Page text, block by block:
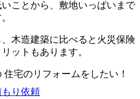
ことから、敷地いっぱいまで
木造建築に比べると火災保険
ットもあります。
宅のリフォームをしたい！
り依頼